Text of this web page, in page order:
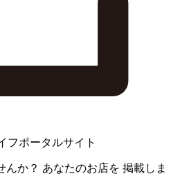
フポータルサイト
んか？ あなたのお店を 掲載しま